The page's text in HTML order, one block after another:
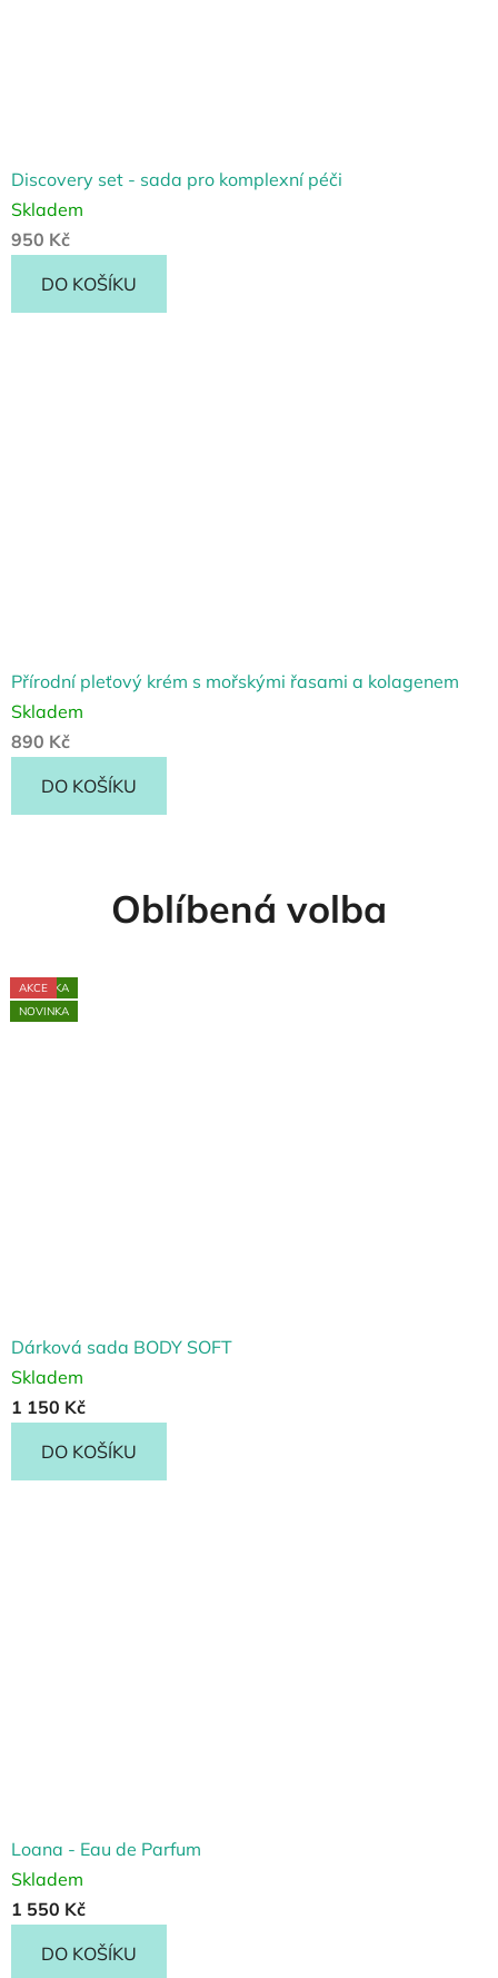
Discovery set - sada pro komplexní péči
Skladem
950 Kč
DO KOŠÍKU
Přírodní pleťový krém s mořskými řasami a kolagenem
Skladem
890 Kč
DO KOŠÍKU
Oblíbená volba
AKCE
TIP
Dárková sada BODY SOFT
Skladem
1 150 Kč
DO KOŠÍKU
NOVINKA
TIP
Loana - Eau de Parfum
Skladem
1 550 Kč
DO KOŠÍKU
NOVINKA
NOVINKA
TIP
AKCE
NOVINKA